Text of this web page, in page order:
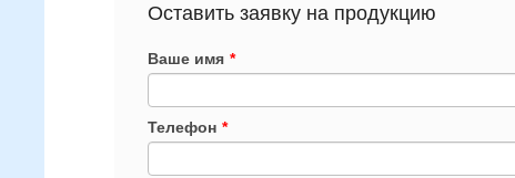
Оставить заявку на продукцию
Ваше имя *
Телефон *